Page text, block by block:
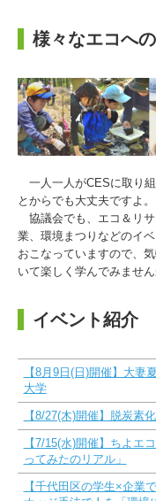
様々なエコへ
一人一人がCESに取り
とからでも大丈夫ですよ。
協議会でも、エコ＆リ
業、環境まつりなどのイ
おこなっていますので、
いて楽しく学んでみません
イベント紹介
【8月9日(日)開催】大妻
大学
【8/27(木)開催】脱炭素
【7/15(水)開催】ちよエ
ってみたのリアル」
【千代田区の学生×企業